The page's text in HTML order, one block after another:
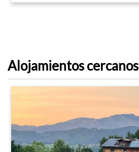
Alojamientos cercanos